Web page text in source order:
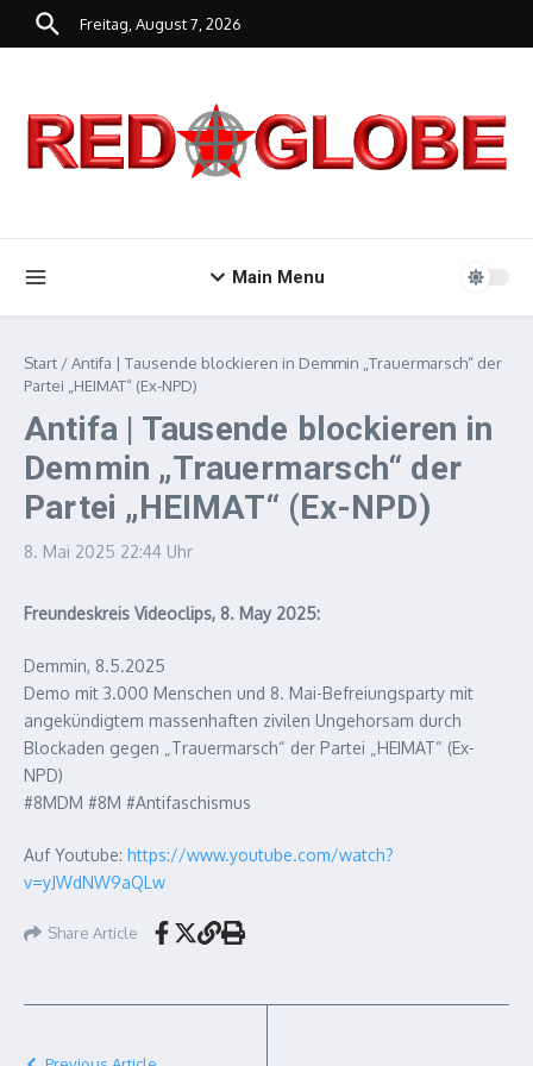
Zum Inhalt springen
Freitag, August 7, 2026
Main Menu
Start /Antifa | Tausende blockieren in Demmin „Trauermarsch“ der
Partei „HEIMAT“ (Ex-NPD)
Antifa | Tausende blockieren in
Demmin „Trauermarsch“ der
Partei „HEIMAT“ (Ex-NPD)
8. Mai 2025 22:44 Uhr
Freundeskreis Videoclips, 8. May 2025:
Demmin, 8.5.2025
Demo mit 3.000 Menschen und 8. Mai-Befreiungsparty mit
angekündigtem massenhaften zivilen Ungehorsam durch
Blockaden gegen „Trauermarsch“ der Partei „HEIMAT“ (Ex-
NPD)
#8MDM #8M #Antifaschismus
Auf Youtube: https://www.youtube.com/watch?
v=yJWdNW9aQLw
Share Article